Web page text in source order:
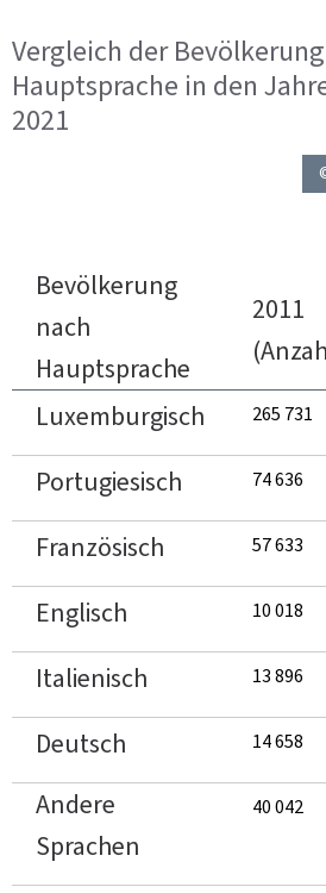
Vergleich der
Hauptsprache in den
2021
Bevölkerung
nach
Hauptsprache
2011
Luxemburgisch
265 731
Portugiesisch 74 636
Französisch 57 633
Englisch 10 018
Italienisch 13 896
Deutsch 14 658
Andere
Sprachen
40 042